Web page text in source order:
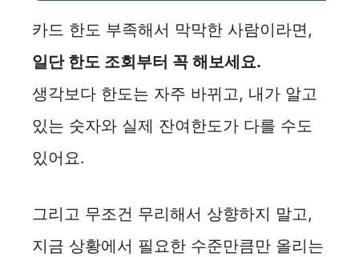
카드 한도 부족해서 막막한 사람이라면,
일단 한도 조회부터 꼭 해보세요.
생각보다 한도는 자주 바뀌고, 내가 알고
있는 숫자와 실제 잔여한도가 다를 수도
있어요.
그리고 무조건 무리해서 상향하지 말고,
지금 상황에서 필요한 수준만큼만 올리는